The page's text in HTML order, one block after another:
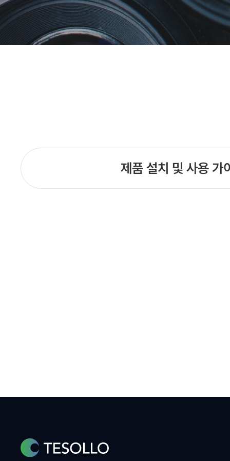
제품 설치 및 사용 가